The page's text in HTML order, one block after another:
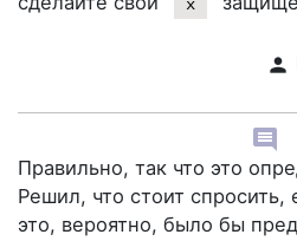
x
person
comment
Правильно, так что это
Решил, что стоит
это, вероятно, было бы